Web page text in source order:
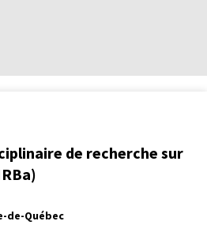
de recherche sur
de-Québec